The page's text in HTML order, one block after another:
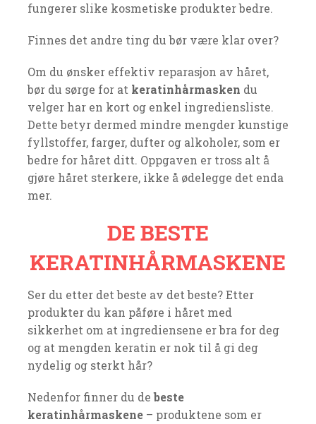
fungerer slike kosmetiske produkter bedre.
Finnes det andre ting du bør være klar over?
Om du ønsker effektiv reparasjon av håret,
bør du sørge for at keratinhårmasken du
velger har en kort og enkel ingrediensliste.
Dette betyr dermed mindre mengder kunstige
fyllstoffer, farger, dufter og alkoholer, som er
bedre for håret ditt. Oppgaven er tross alt å
gjøre håret sterkere, ikke å ødelegge det enda
mer.
DE BESTE
KERATINHÅRMASKENE
Ser du etter det beste av det beste? Etter
produkter du kan påføre i håret med
sikkerhet om at ingrediensene er bra for deg
og at mengden keratin er nok til å gi deg
nydelig og sterkt hår?
Nedenfor finner du debeste
keratinhårmaskene– produktene som er